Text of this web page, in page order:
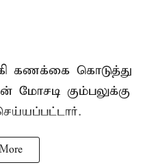
கணக்கை கொடுத்து
கும்பலுக்கு